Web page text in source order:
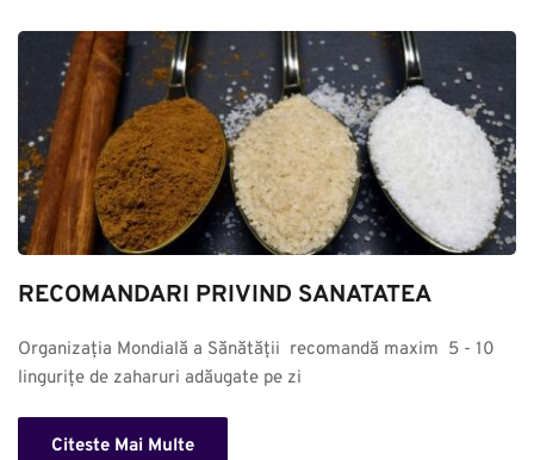
RECOMANDARI PRIVIND SANATATEA
Organizația Mondială a Sănătății  recomandă maxim  5 - 10
lingurițe de zaharuri adăugate pe zi
Citeste Mai Multe